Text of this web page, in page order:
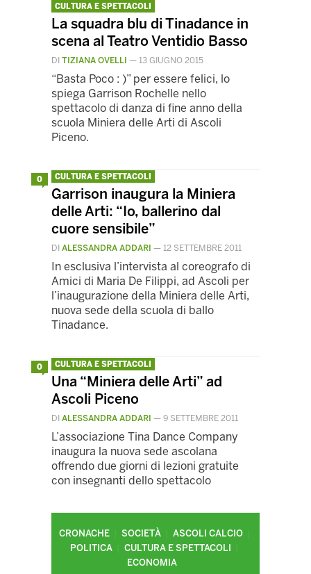
CULTURA E SPETTACOLI
La squadra blu di Tinadance in
scena al Teatro Ventidio Basso
DI TIZIANA OVELLI — 13 GIUGNO 2015
“Basta Poco : )” per essere felici, lo
spiega Garrison Rochelle nello
spettacolo di danza di fine anno della
scuola Miniera delle Arti di Ascoli
Piceno.
0 CULTURA E SPETTACOLI
Garrison inaugura la Miniera
delle Arti: “Io, ballerino dal
cuore sensibile”
DI ALESSANDRA ADDARI — 12 SETTEMBRE 2011
In esclusiva l’intervista al coreografo di
Amici di Maria De Filippi, ad Ascoli per
l’inaugurazione della Miniera delle Arti,
nuova sede della scuola di ballo
Tinadance.
0 CULTURA E SPETTACOLI
Una “Miniera delle Arti” ad
Ascoli Piceno
DI ALESSANDRA ADDARI — 9 SETTEMBRE 2011
L’associazione Tina Dance Company
inaugura la nuova sede ascolana
offrendo due giorni di lezioni gratuite
con insegnanti dello spettacolo
CRONACHE SOCIETÀ
ASCOLI CALCIO
POLITICA
CULTURA E SPETTACOLI
ECONOMIA